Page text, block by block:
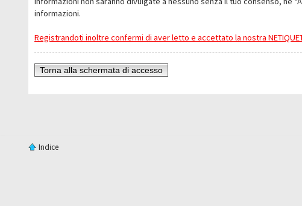
informazioni.
Registrandoti inoltre confermi di aver letto e accettato la nostra
Torna alla schermata di accesso
Indice